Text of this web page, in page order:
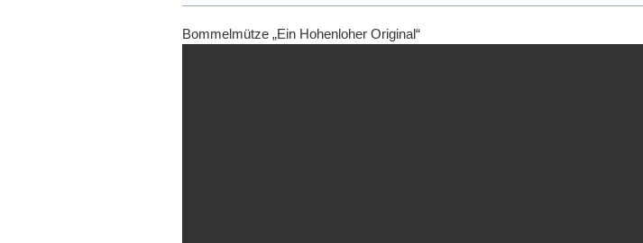
Bommelmütze „Ein Hohenloher Original“